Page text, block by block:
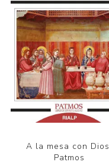
A la mesa con
Patmos